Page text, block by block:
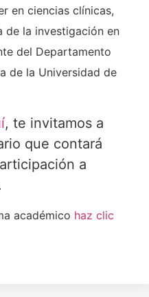
en ciencias clínicas,
de la investigación en
del Departamento
de la Universidad de
, te invitamos a
que contará
a
académico haz clic